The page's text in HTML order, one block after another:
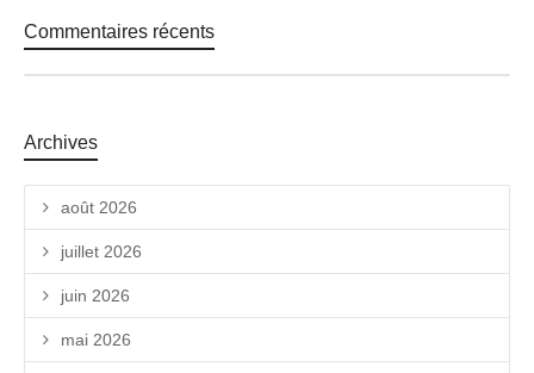
Commentaires récents
Archives
août 2026
juillet 2026
juin 2026
mai 2026